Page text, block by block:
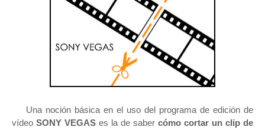
Una noción básica en el uso del programa de edición de
vídeo SONY VEGAS es la de saber cómo cortar un clip de